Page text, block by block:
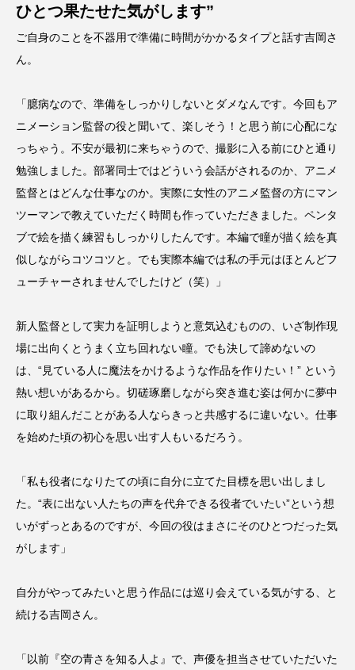
ひとつ果たせた気がします”
ご自身のことを不器用で準備に時間がかかるタイプと話す吉岡さ
ん。
「臆病なので、準備をしっかりしないとダメなんです。今回もア
ニメーション監督の役と聞いて、楽しそう！と思う前に心配にな
っちゃう。不安が最初に来ちゃうので、撮影に入る前にひと通り
勉強しました。部署同士ではどういう会話がされるのか、アニメ
監督とはどんな仕事なのか。実際に女性のアニメ監督の方にマン
ツーマンで教えていただく時間も作っていただきました。ペンタ
ブで絵を描く練習もしっかりしたんです。本編で瞳が描く絵を真
似しながらコツコツと。でも実際本編では私の手元はほとんどフ
ューチャーされませんでしたけど（笑）」
新人監督として実力を証明しようと意気込むものの、いざ制作現
場に出向くとうまく立ち回れない瞳。でも決して諦めないの
は、“見ている人に魔法をかけるような作品を作りたい！” という
熱い想いがあるから。切磋琢磨しながら突き進む姿は何かに夢中
に取り組んだことがある人ならきっと共感するに違いない。仕事
を始めた頃の初心を思い出す人もいるだろう。
「私も役者になりたての頃に自分に立てた目標を思い出しまし
た。“表に出ない人たちの声を代弁できる役者でいたい”という想
いがずっとあるのですが、今回の役はまさにそのひとつだった気
がします」
自分がやってみたいと思う作品には巡り会えている気がする、と
続ける吉岡さん。
「以前『空の青さを知る人よ』で、声優を担当させていただいた